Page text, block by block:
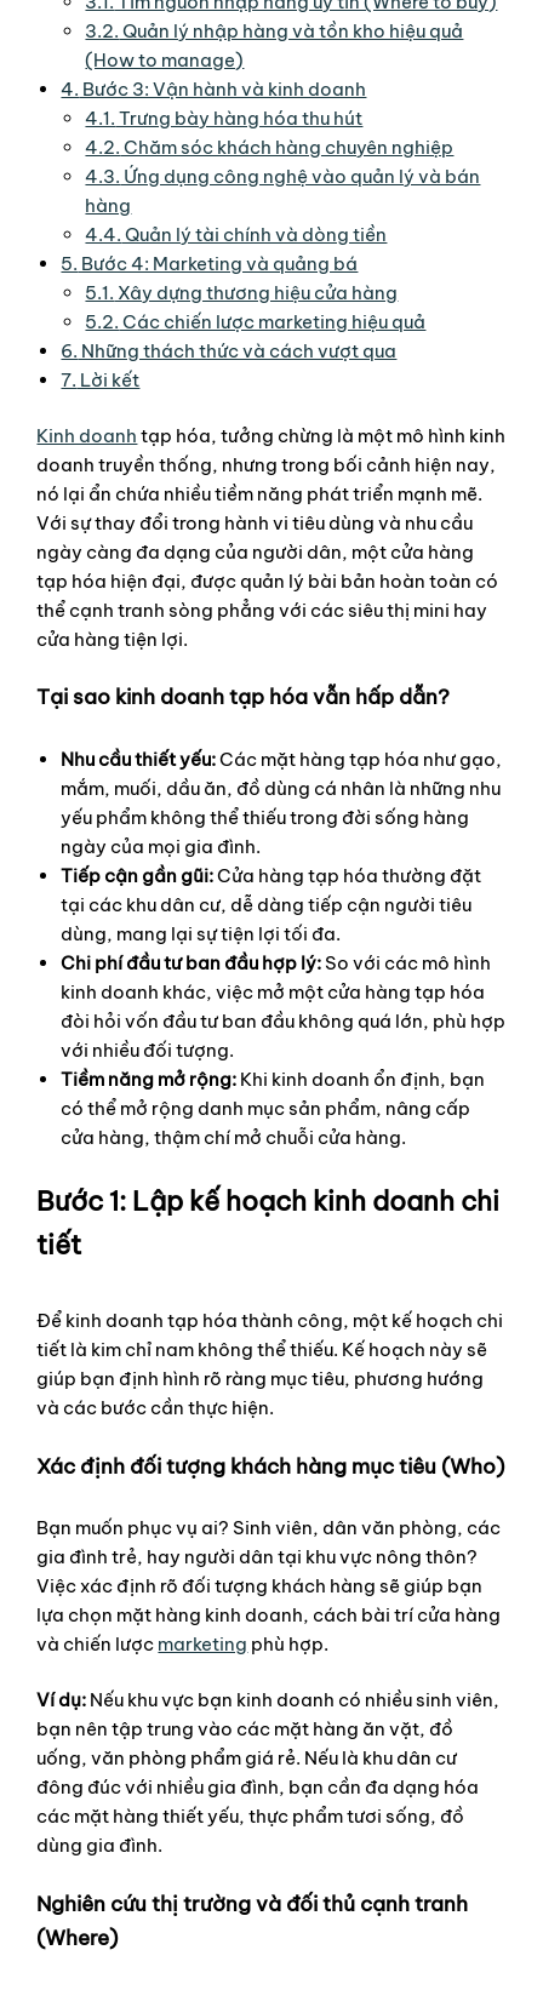
3.2. Quản lý nhập hàng và tồn kho hiệu quả
(How to manage)
4. Bước 3: Vận hành và kinh doanh
4.1. Trưng bày hàng hóa thu hút
4.2. Chăm sóc khách hàng chuyên nghiệp
4.3. Ứng dụng công nghệ vào quản lý và bán
hàng
4.4. Quản lý tài chính và dòng tiền
5. Bước 4: Marketing và quảng bá
5.1. Xây dựng thương hiệu cửa hàng
5.2. Các chiến lược marketing hiệu quả
6. Những thách thức và cách vượt qua
7. Lời kết
Kinh doanh tạp hóa, tưởng chừng là một mô hình kinh
doanh truyền thống, nhưng trong bối cảnh hiện nay,
nó lại ẩn chứa nhiều tiềm năng phát triển mạnh mẽ.
Với sự thay đổi trong hành vi tiêu dùng và nhu cầu
ngày càng đa dạng của người dân, một cửa hàng
tạp hóa hiện đại, được quản lý bài bản hoàn toàn có
thể cạnh tranh sòng phẳng với các siêu thị mini hay
cửa hàng tiện lợi.
Tại sao kinh doanh tạp hóa vẫn hấp dẫn?
Nhu cầu thiết yếu:Các mặt hàng tạp hóa như gạo,
mắm, muối, dầu ăn, đồ dùng cá nhân là những nhu
yếu phẩm không thể thiếu trong đời sống hàng
ngày của mọi gia đình.
Tiếp cận gần gũi:Cửa hàng tạp hóa thường đặt
tại các khu dân cư, dễ dàng tiếp cận người tiêu
dùng, mang lại sự tiện lợi tối đa.
Chi phí đầu tư ban đầu hợp lý: So với các mô hình
kinh doanh khác, việc mở một cửa hàng tạp hóa
đòi hỏi vốn đầu tư ban đầu không quá lớn, phù hợp
với nhiều đối tượng.
Tiềm năng mở rộng: Khi kinh doanh ổn định, bạn
có thể mở rộng danh mục sản phẩm, nâng cấp
cửa hàng, thậm chí mở chuỗi cửa hàng.
Bước 1: Lập kế hoạch kinh doanh chi
tiết
Để kinh doanh tạp hóa thành công, một kế hoạch chi
tiết là kim chỉ nam không thể thiếu. Kế hoạch này sẽ
giúp bạn định hình rõ ràng mục tiêu, phương hướng
và các bước cần thực hiện.
Xác định đối tượng khách hàng mục tiêu (Who)
Bạn muốn phục vụ ai? Sinh viên, dân văn phòng, các
gia đình trẻ, hay người dân tại khu vực nông thôn?
Việc xác định rõ đối tượng khách hàng sẽ giúp bạn
lựa chọn mặt hàng kinh doanh, cách bài trí cửa hàng
và chiến lược marketing phù hợp.
Ví dụ: Nếu khu vực bạn kinh doanh có nhiều sinh viên,
bạn nên tập trung vào các mặt hàng ăn vặt, đồ
uống, văn phòng phẩm giá rẻ. Nếu là khu dân cư
đông đúc với nhiều gia đình, bạn cần đa dạng hóa
các mặt hàng thiết yếu, thực phẩm tươi sống, đồ
dùng gia đình.
Nghiên cứu thị trường và đối thủ cạnh tranh
(Where)